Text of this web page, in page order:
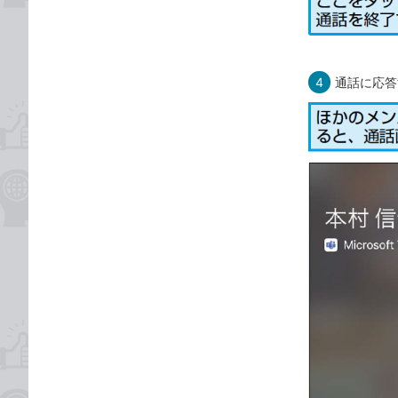
4 通話に応